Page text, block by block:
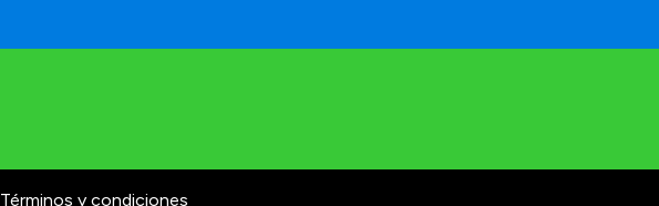
Términos y condiciones